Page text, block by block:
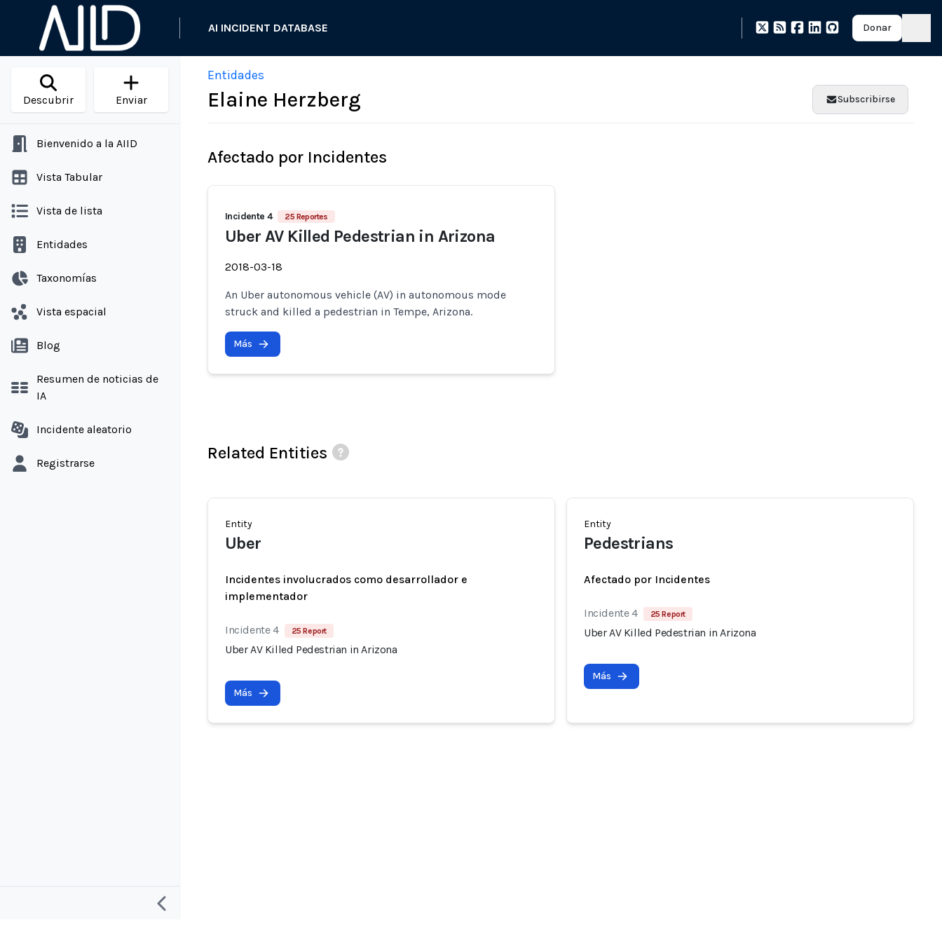
AI INCIDENT DATABASE Donar
Descubrir Enviar
Bienvenido a la AIID
Vista Tabular
Vista de lista
Entidades
Taxonomías
Vista espacial
Blog
Resumen de noticias de
IA
Incidente aleatorio
Registrarse
Entidades
Elaine Herzberg Subscribirse
Afectado por Incidentes
Incidente 4 25 Reportes
Uber AV Killed Pedestrian in Arizona
2018-03-18
An Uber autonomous vehicle (AV) in autonomous mode
struck and killed a pedestrian in Tempe, Arizona.
Más
Related Entities
Entity
Uber
Incidentes involucrados como desarrollador e
implementador
Incidente 4 25 Report
Uber AV Killed Pedestrian in Arizona
Más
Entity
Pedestrians
Afectado por Incidentes
Incidente 4 25 Report
Uber AV Killed Pedestrian in Arizona
Más